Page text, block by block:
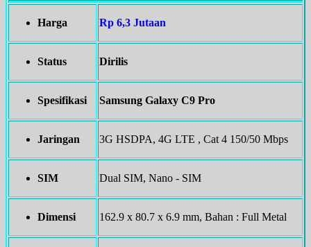
Harga Rp 6,3 Jutaan
Status Dirilis
Spesifikasi Samsung Galaxy C9 Pro
Jaringan 3G HSDPA, 4G LTE , Cat 4 150/50 Mbps
SIM Dual SIM, Nano - SIM
Dimensi 162.9 x 80.7 x 6.9 mm, Bahan : Full Metal